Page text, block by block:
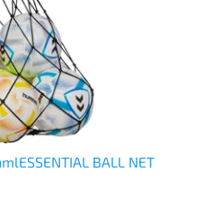
BALL NET